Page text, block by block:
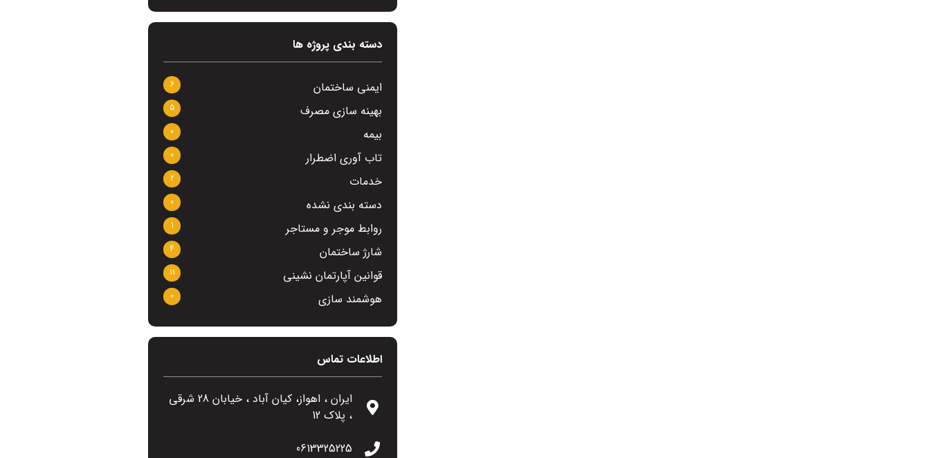
دسته بندی پروژه ها
ایمنی ساختمان 6
بهینه سازی مصرف 5
بیمه 0
تاب آوری اضطرار 0
خدمات 2
دسته بندی نشده 0
روابط موجر و مستاجر 1
شارژ ساختمان 4
قوانین آپارتمان نشینی 11
هوشمند سازی 0
اطلاعات تماس
ایران ، اهواز، کیان آباد ، خیابان 28 شرقی
، پلاک 12
0613325225